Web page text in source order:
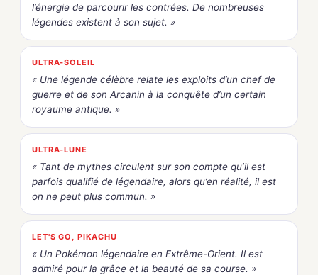
l’énergie de parcourir les contrées. De nombreuses
légendes existent à son sujet. »
ULTRA-SOLEIL
« Une légende célèbre relate les exploits d’un chef de
guerre et de son Arcanin à la conquête d’un certain
royaume antique. »
ULTRA-LUNE
« Tant de mythes circulent sur son compte qu’il est
parfois qualifié de légendaire, alors qu’en réalité, il est
on ne peut plus commun. »
LET'S GO, PIKACHU
« Un Pokémon légendaire en Extrême-Orient. Il est
admiré pour la grâce et la beauté de sa course. »